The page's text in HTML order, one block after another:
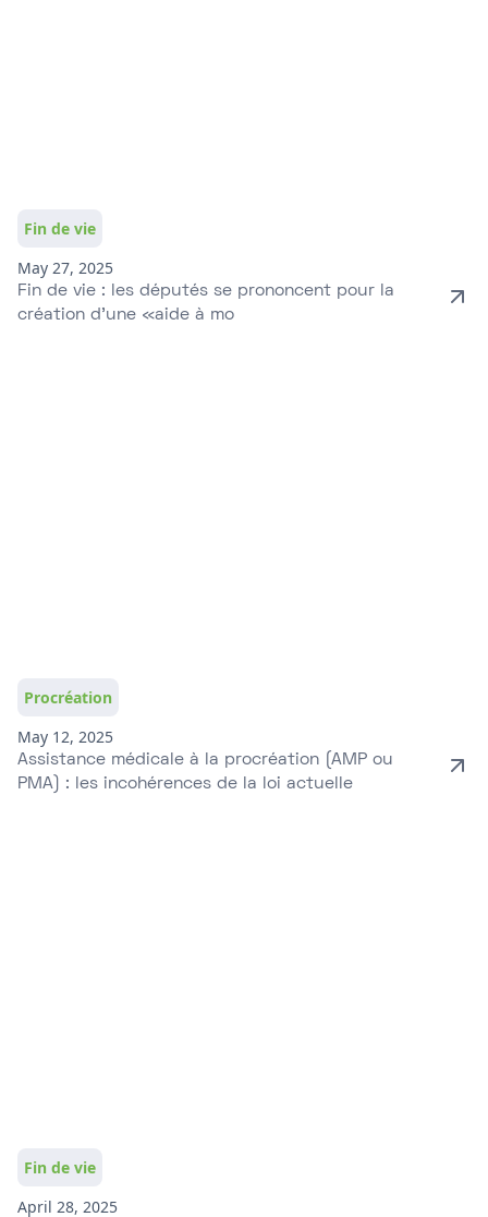
Fin de vie
May 27, 2025
Fin de vie : les députés se prononcent pour la
création d’une «aide à mo
Procréation
May 12, 2025
Assistance médicale à la procréation (AMP ou
PMA) : les incohérences de la loi actuelle
Fin de vie
April 28, 2025